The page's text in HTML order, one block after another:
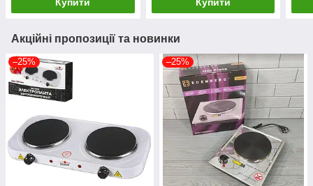
Купити Купити
Акційні пропозиції та новинки
–25% –25%